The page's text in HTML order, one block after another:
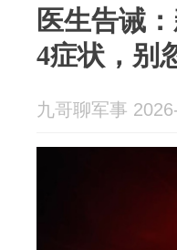
医生告诫
4症状，别
九哥聊军事